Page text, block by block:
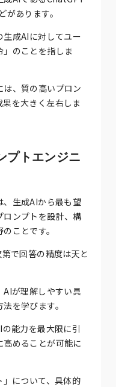
あります。
成AIに対してユー
のことを指しま
、質の高いプロン
を大きく左右しま
プトエンジニ
、生成AIから最も望
ロンプトを設計、構
ことです。
で回答の精度は天と
AIが理解しやすい具
を学びます。
能力を最大限に引
めることが可能に
について、具体的